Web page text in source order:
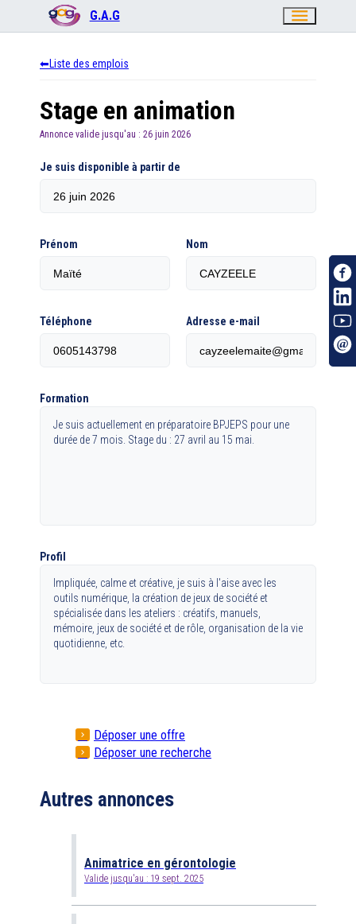
G.A.G menu
Liste des emplois
Stage en animation
Annonce valide jusqu'au : 26 juin 2026
Je suis disponible à partir de
Prénom Nom
Téléphone Adresse e-mail
Formation
Je suis actuellement en préparatoire BPJEPS pour une
durée de 7 mois. Stage du : 27 avril au 15 mai.
Profil
Impliquée, calme et créative, je suis à l'aise avec les
outils numérique, la création de jeux de société et
spécialisée dans les ateliers : créatifs, manuels,
mémoire, jeux de société et de rôle, organisation de la vie
quotidienne, etc.
Déposer une offre
Déposer une recherche
Autres annonces
Animatrice en gérontologie
Valide jusqu'au : 19 sept. 2025